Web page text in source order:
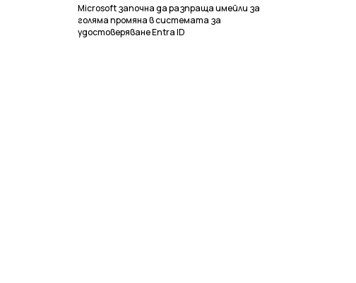
Microsoft започна да разпраща имейли за
голяма промяна в системата за
удостоверяване Entra ID